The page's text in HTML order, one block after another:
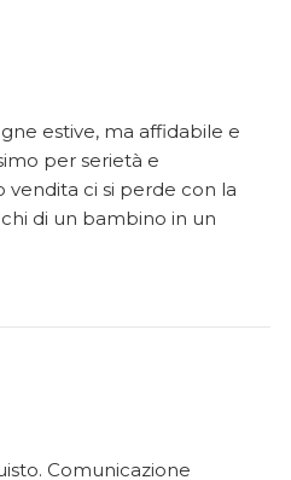
estive, ma affidabile e
per serietà e
vendita ci si perde con la
di un bambino in un
Comunicazione